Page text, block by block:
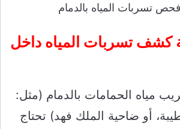
تسربات المياه بالدمام
تسربات المياه داخل
مياه الحمامات بالدمام (مثل:
أو ضاحية الملك فهد) تحتاج